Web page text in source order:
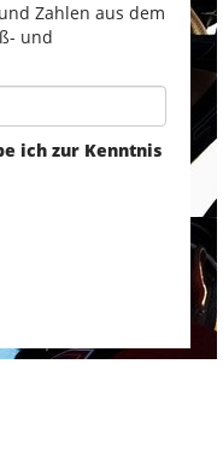
Zahlen aus dem
und
ich zur Kenntnis